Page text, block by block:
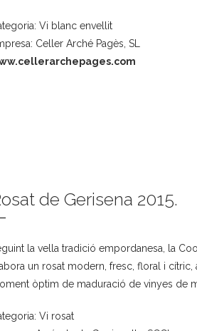
Vi blanc envellit
Celler Arché Pagès, SL
de Gerisena 2015.
la vella tradició empordanesa, la
un rosat modern, fresc, floral i cítric,
òptim de maduració de vinyes de
Vi rosat